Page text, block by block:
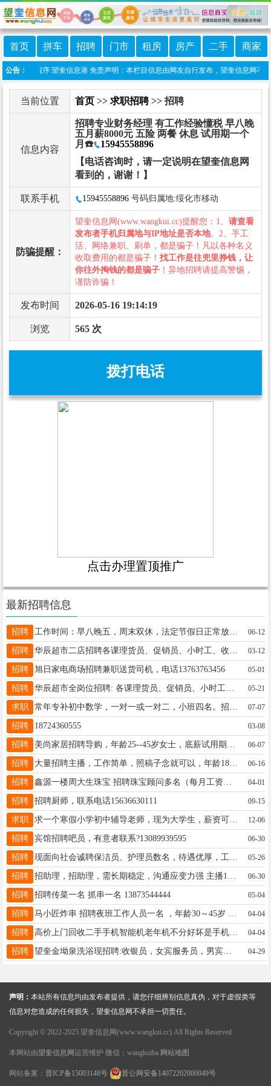
首页 拼车 招聘 门市 租房 房产 二手 商家
公告：
线微信小程序:望奎信息港 免责声明：本栏目信息由网友自行发布，望奎信息网不
当前位置 首页 >> 求职招聘>> 招聘
信息内容
招聘专业财务经理 有工作经验懂税 早八晚
五月薪8000元 五险 两餐 休息 试用期一个
月☎️
15945558896
【电话咨询时，请一定说明在望奎信息网
看到的，谢谢！】
联系手机 15945558896 号码归属地:绥化市移动
防骗提醒：
望奎信息网(www.wangkui.cc)提醒您：1、 请查看
发布者手机归属地与IP地址是否本地。2、手工
活、网络兼职、刷单，都是骗子！凡以各种名义
收取费用的都是骗子！ 找工作是往兜里挣钱，让
你往外掏钱的都是骗子 ！异地招聘请提高警惕，
谨防诈骗！
发布时间 2026-05-16 19:14:19
浏览 565 次
拨打电话
点击办理置顶推广
最新招聘信息
招聘 工作时间：早八晚五，周末双休，法定节假日正常放 福利待遇：5-5.5k/月、包食宿、全额五险一金、免费体检、生日、过节福利 电话：13520215338 06-12
招聘 03-12
招聘 旭日家电商场招聘兼职送货司机，电话13763763456 05-01
招聘 05-21
求职 07-07
招聘 18724360555 03-08
招聘 06-07
招聘 大量招聘主播，工作简单，照稿子念就可以，年龄18-45岁，白班20/小时，晚班27/小时，下播就结账，兼职全职均可，地址北三路一小学斜对面，15846680266微信同步 06-16
招聘 04-01
招聘 招聘厨师，联系电话15636630111 09-15
求职 12-06
招聘 宾馆招聘吧员，有意者联系?13089939595 06-30
招聘 05-26
招聘 06-30
招聘 招聘传菜一名 抓串一名 13873544444 05-04
招聘 04-04
招聘 高价上门回收二手手机智能机老年机不分好坏是手机就行微信电话同步18245531231 04-04
招聘 望奎金坳泉洗浴现招聘:收银员，女宾服务员，男宾服务员，看门工，房嫂，休闲大厅服务员，电话:/15145721721 04-29
声明： 本站所有信息均由发布者提供，请您仔细辨别信息真伪，对于虚假类等
信息对您造成的任何损失，望奎信息网不承担一切责任。
Copyright © 2022-2025 望奎信息网(www.wangkui.cc) All Rights Reserved.
本网站由望奎信息网 运营维护 微信：wangkuiba 网站地图
网站备案： 晋ICP备15003148号 晋公网安备14072202000049号